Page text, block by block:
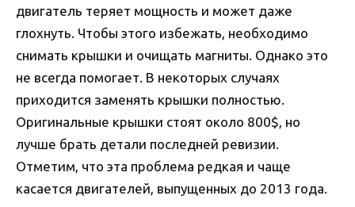
двигатель теряет мощность и может даже
глохнуть. Чтобы этого избежать, необходимо
снимать крышки и очищать магниты. Однако это
не всегда помогает. В некоторых случаях
приходится заменять крышки полностью.
Оригинальные крышки стоят около 800$, но
лучше брать детали последней ревизии.
Отметим, что эта проблема редкая и чаще
касается двигателей, выпущенных до 2013 года.